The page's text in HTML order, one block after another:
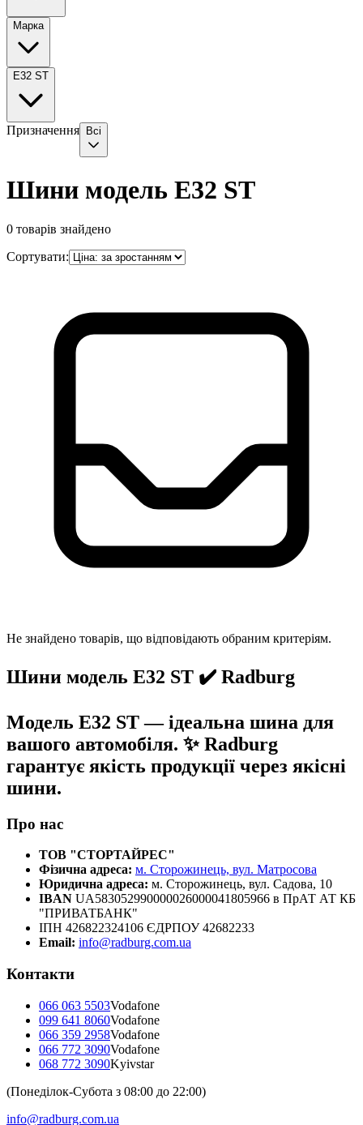
Марка
E32 ST
Призначення Всі
Шини модель E32 ST
0 товарів знайдено
Сортувати:
Не знайдено товарів, що відповідають обраним критеріям.
Шини модель E32 ST ✔️ Radburg
Модель E32 ST — ідеальна шина для
вашого автомобіля. ✨ Radburg
гарантує якість продукції через якісні
шини.
Про нас
ТОВ "СТОРТАЙРЕС"
Фізична адреса: м. Сторожинець, вул. Матросова
Юридична адреса: м. Сторожинець, вул. Садова, 10
IBAN UA583052990000026000041805966 в ПрАТ АТ КБ
"ПРИВАТБАНК"
ІПН 426822324106 ЄДРПОУ 42682233
Email: info@radburg.com.ua
Контакти
066 063 5503Vodafone
099 641 8060Vodafone
066 359 2958Vodafone
066 772 3090Vodafone
068 772 3090Kyivstar
(Понеділок-Субота з 08:00 до 22:00)
info@radburg.com.ua